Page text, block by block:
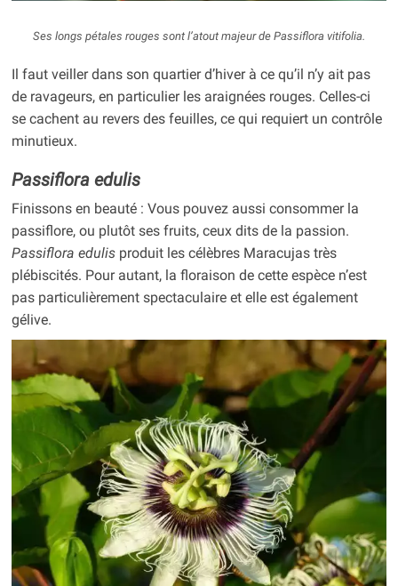
Ses longs pétales rouges sont l’atout majeur de Passiflora vitifolia.
Il faut veiller dans son quartier d’hiver à ce qu’il n’y ait pas
de ravageurs, en particulier les araignées rouges. Celles-ci
se cachent au revers des feuilles, ce qui requiert un contrôle
minutieux.
Passiflora edulis
Finissons en beauté : Vous pouvez aussi consommer la
passiflore, ou plutôt ses fruits, ceux dits de la passion.
Passiflora edulisproduit les célèbres Maracujas très
plébiscités. Pour autant, la floraison de cette espèce n’est
pas particulièrement spectaculaire et elle est également
gélive.